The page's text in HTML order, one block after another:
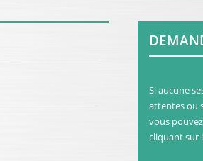
Si aucune
attentes ou
vous
cliquant sur